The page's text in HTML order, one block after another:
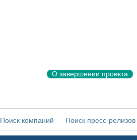
О завершении проекта
Поиск компаний Поиск пресс-релизов